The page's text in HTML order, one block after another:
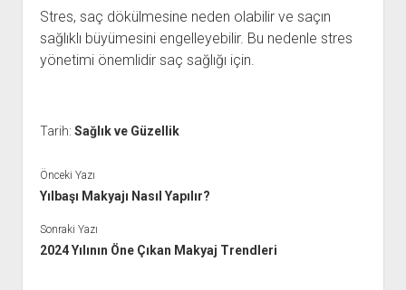
Stres, saç dökülmesine neden olabilir ve saçın
sağlıklı büyümesini engelleyebilir. Bu nedenle stres
yönetimi önemlidir saç sağlığı için.
Tarih: Sağlık ve Güzellik
Önceki Yazı
Yılbaşı Makyajı Nasıl Yapılır?
Sonraki Yazı
2024 Yılının Öne Çıkan Makyaj Trendleri